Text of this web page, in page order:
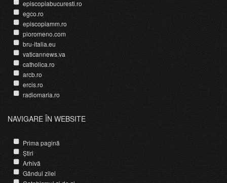
episcopiabucuresti.ro
egco.ro
episcopiamm.ro
pioromeno.com
bru-italia.eu
vaticannews.va
catholica.ro
arcb.ro
ercis.ro
radiomaria.ro
NAVIGARE ÎN WEBSITE
Prima pagină
Știri
Arhivă
Gândul zilei